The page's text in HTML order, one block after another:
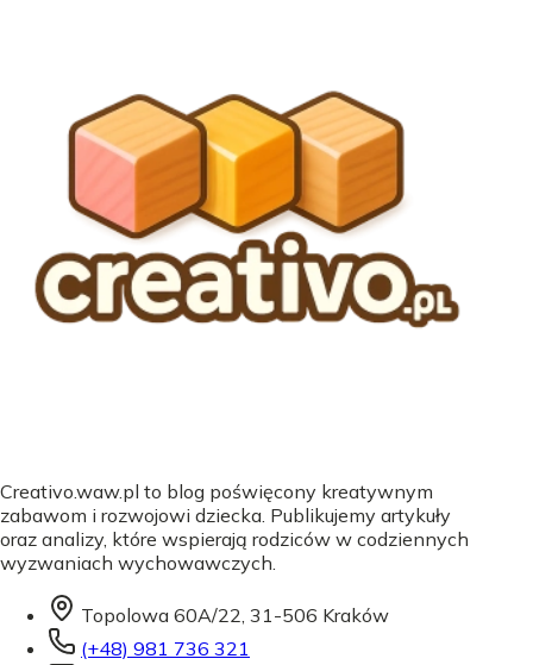
Creativo.waw.pl to blog poświęcony kreatywnym
zabawom i rozwojowi dziecka. Publikujemy artykuły
oraz analizy, które wspierają rodziców w codziennych
wyzwaniach wychowawczych.
Topolowa 60A/22, 31-506 Kraków
(+48) 981 736 321